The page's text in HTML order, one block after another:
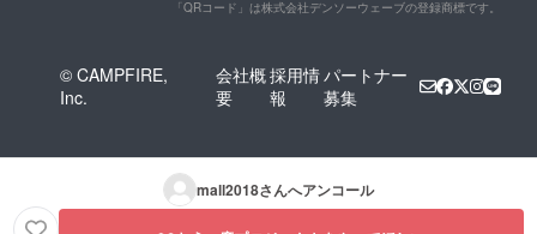
「QRコード」は株式会社デンソーウェーブの登録商標です。
© CAMPFIRE,
Inc.
会社概
要
採用情
報
パートナー
募集
mall2018さんへアンコール